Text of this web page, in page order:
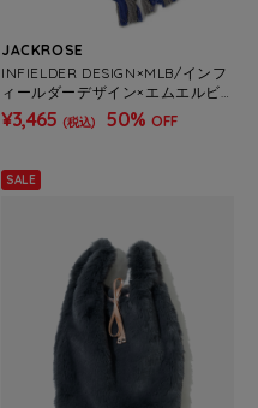
JACKROSE
INFIELDER DESIGN×MLB/インフ
ィールダーデザイン×エムエルビ
ー STADIUM MUFF
¥3,465 (税込) 50% OFF
SALE